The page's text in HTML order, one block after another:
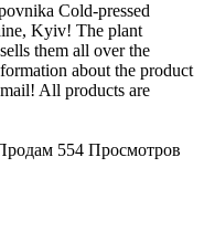
Cold-pressed
Kyiv! The plant
them all over the
about the product
All products are
554 Просмотров